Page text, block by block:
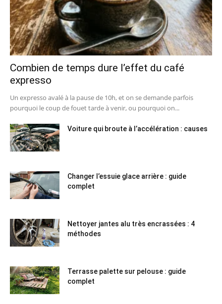
Combien de temps dure l’effet du café
expresso
Un expresso avalé à la pause de 10h, et on se demande parfois
pourquoi le coup de fouet tarde à venir, ou pourquoi on...
Voiture qui broute à l’accélération : causes
Changer l’essuie glace arrière : guide
complet
Nettoyer jantes alu très encrassées : 4
méthodes
Terrasse palette sur pelouse : guide
complet